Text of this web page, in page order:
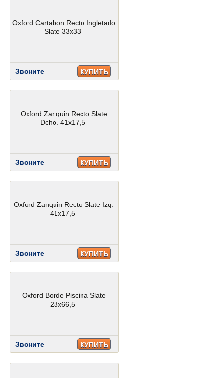
Oxford Cartabon Recto Ingletado
Slate 33x33
Звоните КУПИТЬ
Oxford Zanquin Recto Slate
Dcho. 41x17,5
Звоните КУПИТЬ
Oxford Zanquin Recto Slate Izq.
41x17,5
Звоните КУПИТЬ
Oxford Borde Piscina Slate
28x66,5
Звоните КУПИТЬ